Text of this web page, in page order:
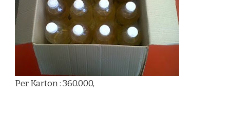
Per Karton : 360.000,